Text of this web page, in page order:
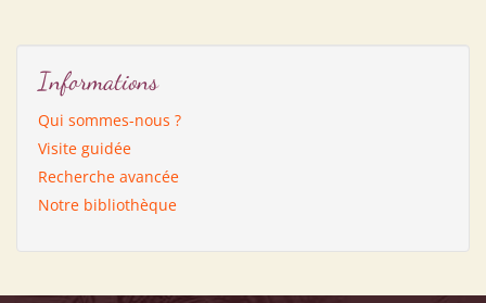
Informations
Qui sommes-nous ?
Visite guidée
Recherche avancée
Notre bibliothèque